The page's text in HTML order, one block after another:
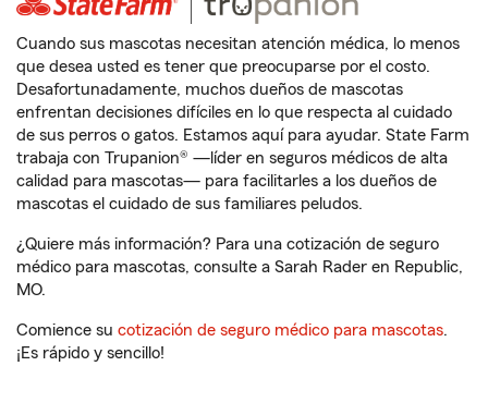
Cuando sus mascotas necesitan atención médica, lo menos
que desea usted es tener que preocuparse por el costo.
Desafortunadamente, muchos dueños de mascotas
enfrentan decisiones difíciles en lo que respecta al cuidado
de sus perros o gatos. Estamos aquí para ayudar. State Farm
trabaja con Trupanion® —líder en seguros médicos de alta
calidad para mascotas— para facilitarles a los dueños de
mascotas el cuidado de sus familiares peludos.
¿Quiere más información? Para una cotización de seguro
médico para mascotas, consulte a Sarah Rader en Republic,
MO.
Comience su cotización de seguro médico para mascotas.
¡Es rápido y sencillo!